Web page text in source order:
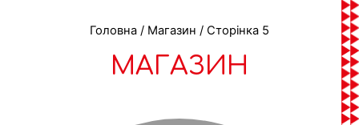
Головна / Магазин / Сторінка 5
МАГАЗИН